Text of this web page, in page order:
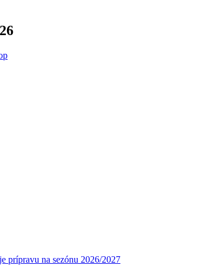
prípravu na sezónu 2026/2027